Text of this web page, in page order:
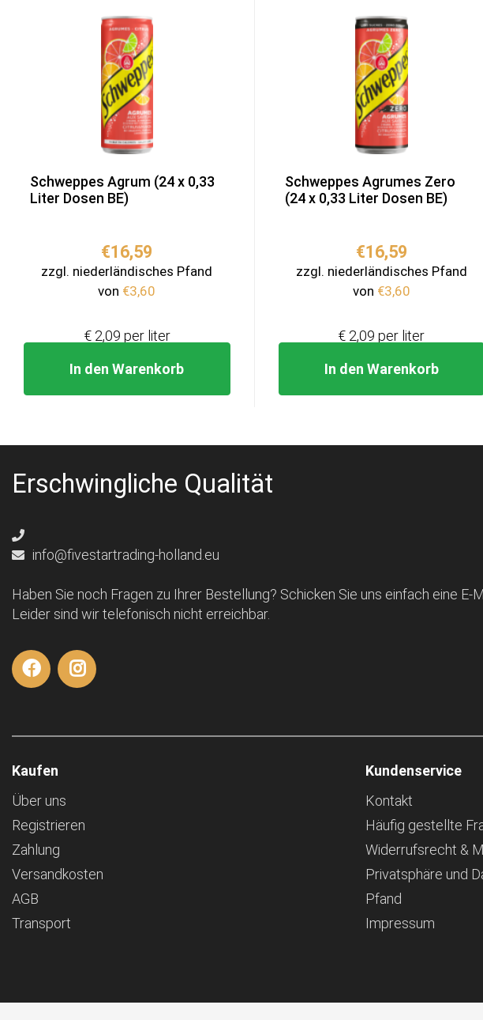
Schweppes Agrum (24 x 0,33
Liter Dosen BE)
€16,59
zzgl. niederländisches Pfand
von €3,60
In den Warenkorb
€ 2,09 per liter
Schweppes Agrumes Zero
(24 x 0,33 Liter Dosen BE)
€16,59
zzgl. niederländisches Pfand
von €3,60
In den Warenkorb
€ 2,09 per liter
Erschwingliche Qualität
info@fivestartrading-holland.eu
Haben Sie noch Fragen zu Ihrer Bestellung? Schicken Sie uns einfach eine E-
Leider sind wir telefonisch nicht erreichbar.
Kaufen
Über uns
Registrieren
Zahlung
Versandkosten
AGB
Transport
Kundenservice
Kontakt
Häufig gestellte
Widerrufsrecht &
Privatsphäre und
Pfand
Impressum